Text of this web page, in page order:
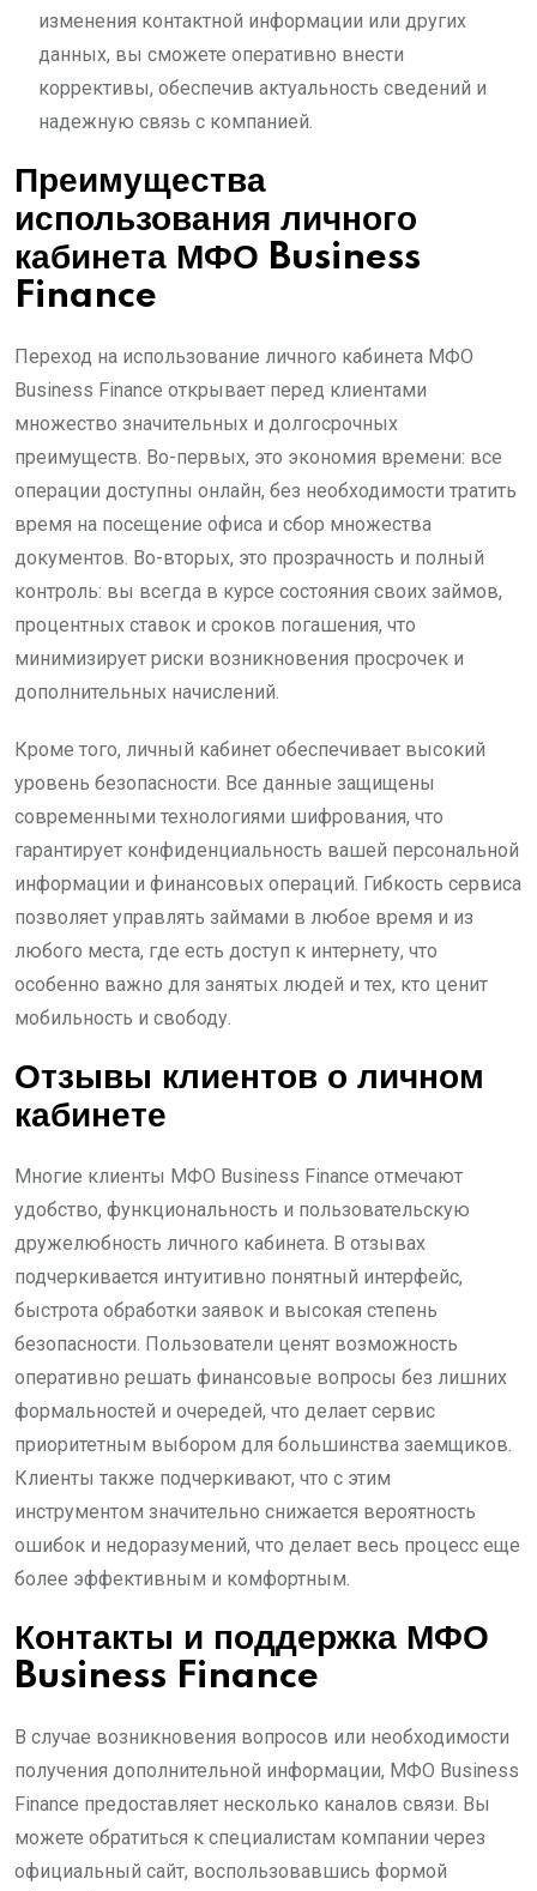
изменения контактной информации или других
данных, вы сможете оперативно внести
коррективы, обеспечив актуальность сведений и
надежную связь с компанией.
Преимущества
использования личного
кабинета МФО Business
Finance
Переход на использование личного кабинета МФО
Business Finance открывает перед клиентами
множество значительных и долгосрочных
преимуществ. Во-первых, это экономия времени: все
операции доступны онлайн, без необходимости тратить
время на посещение офиса и сбор множества
документов. Во-вторых, это прозрачность и полный
контроль: вы всегда в курсе состояния своих займов,
процентных ставок и сроков погашения, что
минимизирует риски возникновения просрочек и
дополнительных начислений.
Кроме того, личный кабинет обеспечивает высокий
уровень безопасности. Все данные защищены
современными технологиями шифрования, что
гарантирует конфиденциальность вашей персональной
информации и финансовых операций. Гибкость сервиса
позволяет управлять займами в любое время и из
любого места, где есть доступ к интернету, что
особенно важно для занятых людей и тех, кто ценит
мобильность и свободу.
Отзывы клиентов о личном
кабинете
Многие клиенты МФО Business Finance отмечают
удобство, функциональность и пользовательскую
дружелюбность личного кабинета. В отзывах
подчеркивается интуитивно понятный интерфейс,
быстрота обработки заявок и высокая степень
безопасности. Пользователи ценят возможность
оперативно решать финансовые вопросы без лишних
формальностей и очередей, что делает сервис
приоритетным выбором для большинства заемщиков.
Клиенты также подчеркивают, что с этим
инструментом значительно снижается вероятность
ошибок и недоразумений, что делает весь процесс еще
более эффективным и комфортным.
Контакты и поддержка МФО
Business Finance
В случае возникновения вопросов или необходимости
получения дополнительной информации, МФО Business
Finance предоставляет несколько каналов связи. Вы
можете обратиться к специалистам компании через
официальный сайт, воспользовавшись формой